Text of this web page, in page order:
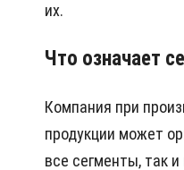
их.
Что означает
Компания при
продукции может
все сегменты, так